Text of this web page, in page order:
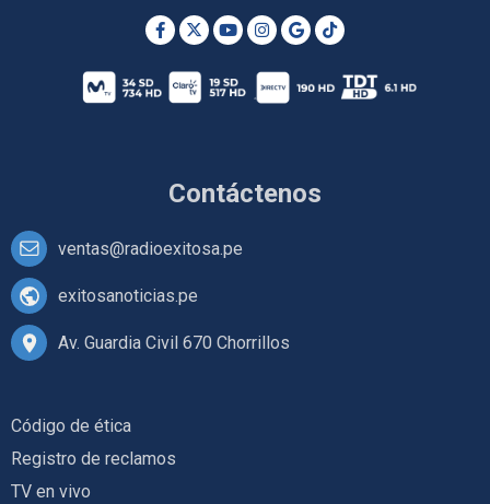
Contáctenos
ventas@radioexitosa.pe
exitosanoticias.pe
Av. Guardia Civil 670 Chorrillos
Código de ética
Registro de reclamos
TV en vivo